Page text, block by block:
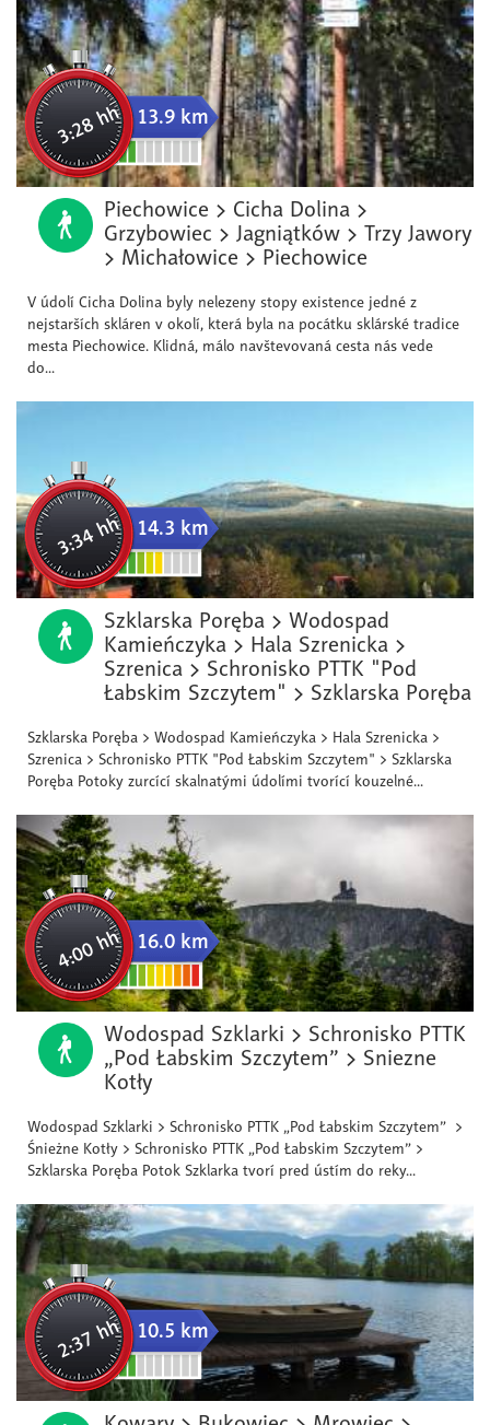
3:28 hh 13.9 km
Piechowice > Cicha Dolina >
Grzybowiec > Jagniątków > Trzy Jawory
> Michałowice > Piechowice
V údolí Cicha Dolina byly nelezeny stopy existence jedné z
nejstarších skláren v okolí, která byla na pocátku sklárské tradice
mesta Piechowice. Klidná, málo navštevovaná cesta nás vede
do...
3:34 hh 14.3 km
Szklarska Poręba > Wodospad
Kamieńczyka > Hala Szrenicka >
Szrenica > Schronisko PTTK "Pod
Łabskim Szczytem" > Szklarska Poręba
Szklarska Poręba > Wodospad Kamieńczyka > Hala Szrenicka >
Szrenica > Schronisko PTTK "Pod Łabskim Szczytem" > Szklarska
Poręba Potoky zurcící skalnatými údolími tvorící kouzelné...
4:00 hh 16.0 km
Wodospad Szklarki > Schronisko PTTK
„Pod Łabskim Szczytem” > Sniezne
Kotły
Wodospad Szklarki > Schronisko PTTK „Pod Łabskim Szczytem” >
Śnieżne Kotły > Schronisko PTTK „Pod Łabskim Szczytem” >
Szklarska Poręba Potok Szklarka tvorí pred ústím do reky...
2:37 hh 10.5 km